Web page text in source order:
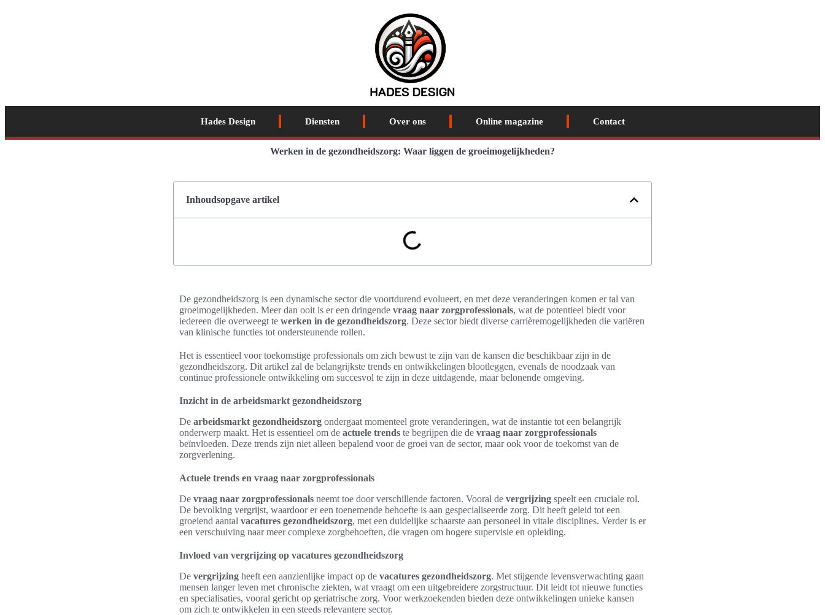
Hades Design Diensten Over ons Online magazine Contact
Werken in de gezondheidszorg: Waar liggen de groeimogelijkheden?
Inhoudsopgave artikel
De gezondheidszorg is een dynamische sector die voortdurend evolueert, en met deze veranderingen komen er tal van
groeimogelijkheden. Meer dan ooit is er een dringende vraag naar zorgprofessionals, wat de potentieel biedt voor
iedereen die overweegt te werken in de gezondheidszorg. Deze sector biedt diverse carrièremogelijkheden die variëren
van klinische functies tot ondersteunende rollen.
Het is essentieel voor toekomstige professionals om zich bewust te zijn van de kansen die beschikbaar zijn in de
gezondheidszorg. Dit artikel zal de belangrijkste trends en ontwikkelingen blootleggen, evenals de noodzaak van
continue professionele ontwikkeling om succesvol te zijn in deze uitdagende, maar belonende omgeving.
Inzicht in de arbeidsmarkt gezondheidszorg
De arbeidsmarkt gezondheidszorg ondergaat momenteel grote veranderingen, wat de instantie tot een belangrijk
onderwerp maakt. Het is essentieel om de actuele trends te begrijpen die de vraag naar zorgprofessionals
beïnvloeden. Deze trends zijn niet alleen bepalend voor de groei van de sector, maar ook voor de toekomst van de
zorgverlening.
Actuele trends en vraag naar zorgprofessionals
De vraag naar zorgprofessionals neemt toe door verschillende factoren. Vooral de vergrijzing speelt een cruciale rol.
De bevolking vergrijst, waardoor er een toenemende behoefte is aan gespecialiseerde zorg. Dit heeft geleid tot een
groeiend aantal vacatures gezondheidszorg, met een duidelijke schaarste aan personeel in vitale disciplines. Verder is er
een verschuiving naar meer complexe zorgbehoeften, die vragen om hogere supervisie en opleiding.
Invloed van vergrijzing op vacatures gezondheidszorg
De vergrijzing heeft een aanzienlijke impact op de vacatures gezondheidszorg. Met stijgende levensverwachting gaan
mensen langer leven met chronische ziekten, wat vraagt om een uitgebreidere zorgstructuur. Dit leidt tot nieuwe functies
en specialisaties, vooral gericht op geriatrische zorg. Voor werkzoekenden bieden deze ontwikkelingen unieke kansen
om zich te ontwikkelen in een steeds relevantere sector.